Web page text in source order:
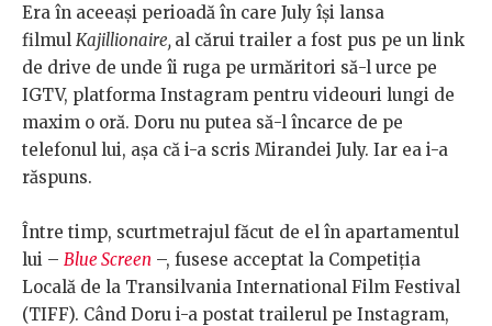
Era în aceeași perioadă în care July își lansa
filmul Kajillionaire, al cărui trailer a fost pus pe un link
de drive de unde îi ruga pe urmăritori să-l urce pe
IGTV, platforma Instagram pentru videouri lungi de
maxim o oră. Doru nu putea să-l încarce de pe
telefonul lui, așa că i-a scris Mirandei July. Iar ea i-a
răspuns.
Între timp, scurtmetrajul făcut de el în apartamentul
lui – Blue Screen –, fusese acceptat la Competiția
Locală de la Transilvania International Film Festival
(TIFF). Când Doru i-a postat trailerul pe Instagram,